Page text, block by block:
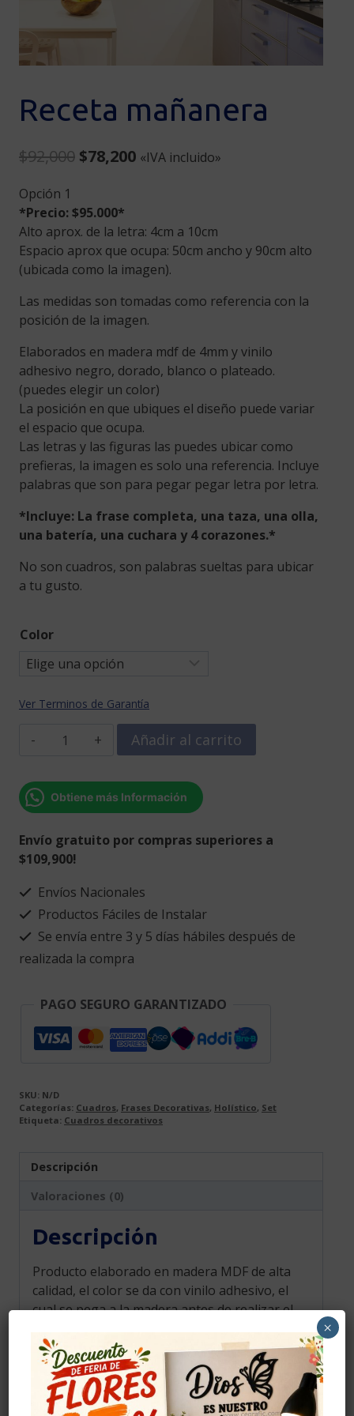
Receta mañanera
$92,000 Original
was:
$92,000.
$78,200Current
$78,200.
«IVA incluido»
Opción 1
*Precio: $95.000*
Alto aprox. de la letra: 4cm a 10cm
Espacio aprox que ocupa: 50cm ancho y 90cm alto
(ubicada como la imagen).
Las medidas son tomadas como referencia con la
posición de la imagen.
Elaborados en madera mdf de 4mm y vinilo
adhesivo negro, dorado, blanco o plateado.
(puedes elegir un color)
La posición en que ubiques el diseño puede variar
el espacio que ocupa.
Las letras y las figuras las puedes ubicar como
prefieras, la imagen es solo una referencia. Incluye
palabras que son para pegar pegar letra por letra.
*Incluye: La frase completa, una taza, una olla,
una batería, una cuchara y 4 corazones.*
No son cuadros, son palabras sueltas para ubicar
a tu gusto.
Color
Ver Terminos de Garantía
Receta
Añadir al carrito
Obtiene más Información
Envío gratuito por compras superiores a
$109,900!
Envíos Nacionales
Productos Fáciles de Instalar
Se envía entre 3 y 5 días hábiles después de
realizada la compra
PAGO SEGURO GARANTIZADO
SKU: N/D
Categorías: Cuadros, Frases Decorativas, Holístico, Set
Etiqueta: Cuadros decorativos
Descripción
Valoraciones (0)
Descripción
Producto elaborado en madera MDF de alta
calidad, el color se da con vinilo adhesivo, el
cual se pega a la madera antes de realizar el
corte para darle color y elegancia, el color
mostrado en la fotografía es una
aproximación al tono real.
Cuidados
×